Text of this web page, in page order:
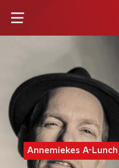
Annemiekes A-Lunch